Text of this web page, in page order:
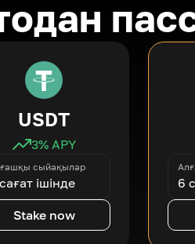
USDT
3% APY
сыйақылар
ішінде
Stake now
6